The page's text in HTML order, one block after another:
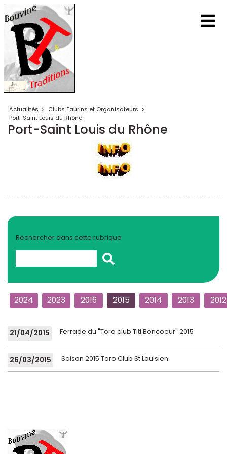
Actualités > Clubs Taurins et Organisateurs >
Port-Saint Louis du Rhône
Port-Saint Louis du Rhône
Rechercher dans cette rubrique
2024 2023 2016 2015 2014 2013 2012
21/04/2015 Ferrade du "Toro club Titi Boncoeur" 2015
26/03/2015 Saison 2015 Toro Club St Louisien